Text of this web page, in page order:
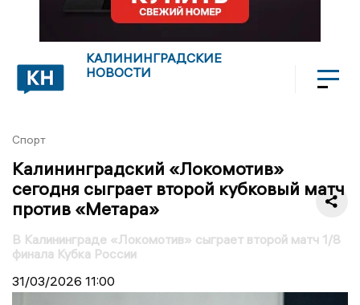
КАЛИНИНГРАДСКИЕ
НОВОСТИ
Спорт
Калининградский «Локомотив»
сегодня сыграет второй кубковый матч
против «Метара»
В Калининграде «Локомотив» сыграет второй матч 1/8
финала Кубка России
31/03/2026 11:00